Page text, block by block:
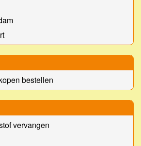
bestellen
vervangen